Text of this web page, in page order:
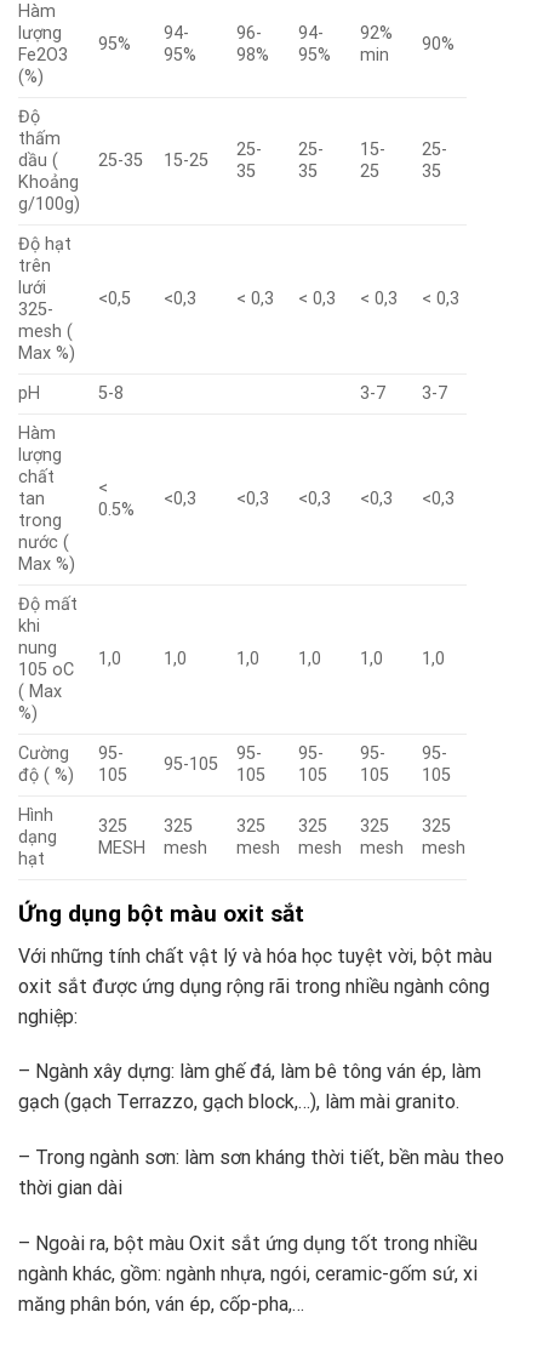
Hàm
lượng
Fe2O3
(%)
95%
94-
95%
96-
98%
94-
95%
92%
min
90%
Độ
thấm
dầu (
Khoảng
g/100g)
25-35 15-25
25-
35
25-
35
15-
25
25-
35
Độ hạt
trên
lưới
325-
mesh (
Max %)
<0,5 <0,3 < 0,3 < 0,3 < 0,3 < 0,3
pH 5-8 3-7
3-7
Hàm
lượng
chất
tan
trong
nước (
Max %)
<
0.5%
<0,3 <0,3 <0,3 <0,3 <0,3
Độ mất
khi
nung
105 oC
( Max
%)
1,0 1,0 1,0 1,0 1,0 1,0
Cường
độ ( %)
95-
105
95-105
95-
105
95-
105
95-
105
95-
105
Hình
dạng
hạt
325
MESH
325
mesh
325
mesh
325
mesh
325
mesh
325
mesh
Ứng dụng bột màu oxit sắt
Với những tính chất vật lý và hóa học tuyệt vời, bột màu
oxit sắt được ứng dụng rộng rãi trong nhiều ngành công
nghiệp:
– Ngành xây dựng: làm ghế đá, làm bê tông ván ép, làm
gạch (gạch Terrazzo, gạch block,…), làm mài granito.
– Trong ngành sơn: làm sơn kháng thời tiết, bền màu theo
thời gian dài
– Ngoài ra, bột màu Oxit sắt ứng dụng tốt trong nhiều
ngành khác, gồm: ngành nhựa, ngói, ceramic-gốm sứ, xi
măng phân bón, ván ép, cốp-pha,…